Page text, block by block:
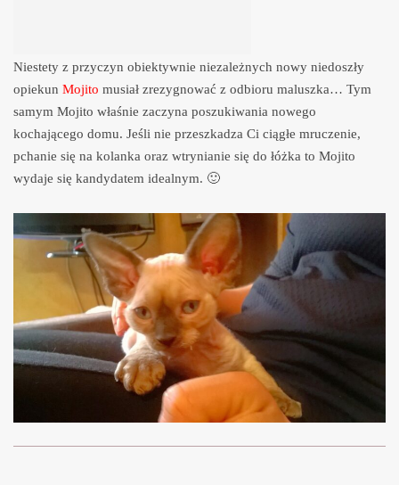
Niestety z przyczyn obiektywnie niezależnych nowy niedoszły
opiekun Mojito musiał zrezygnować z odbioru maluszka… Tym
samym Mojito właśnie zaczyna poszukiwania nowego
kochającego domu. Jeśli nie przeszkadza Ci ciągłe mruczenie,
pchanie się na kolanka oraz wtrynianie się do łóżka to Mojito
wydaje się kandydatem idealnym. 🙂